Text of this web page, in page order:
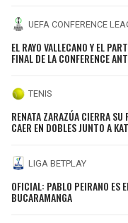
UEFA CONFERENCE
EL RAYO VALLECANO Y EL
FINAL DE LA CONFERENCE
TENIS
RENATA ZARAZÚA CIERRA
CAER EN DOBLES JUNTO A
LIGA BETPLAY
OFICIAL: PABLO PEIRANO ES
BUCARAMANGA